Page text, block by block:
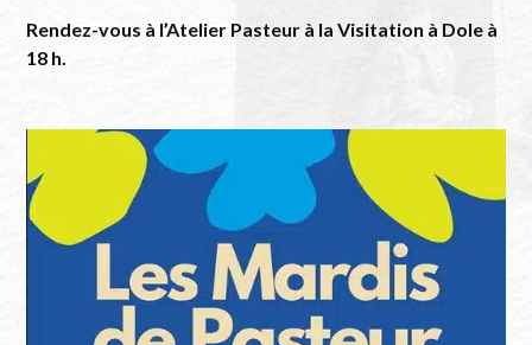
Rendez-vous à l’Atelier Pasteur à la Visitation à Dole à
18 h.